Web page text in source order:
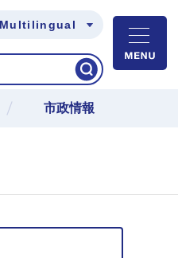
Multilingual
市政情報